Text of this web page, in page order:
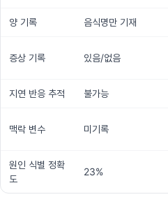
양 기록 음식명만 기재
증상 기록 있음/없음
지연 반응 추적 불가능
맥락 변수 미기록
원인 식별 정확
도
23%